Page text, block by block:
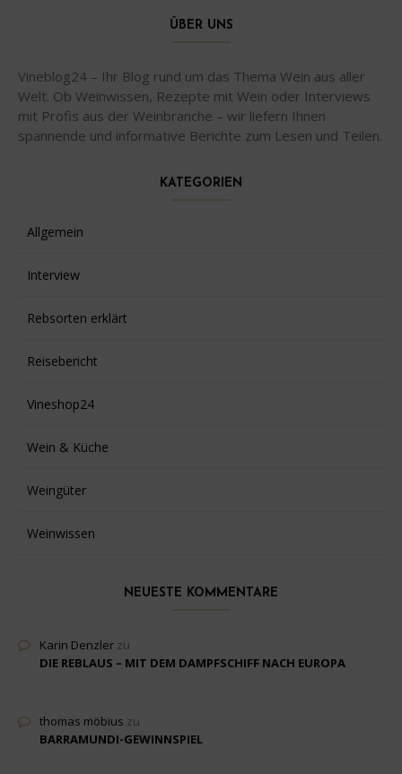
ÜBER UNS
Vineblog24 – Ihr Blog rund um das Thema Wein aus aller
Welt. Ob Weinwissen, Rezepte mit Wein oder Interviews
mit Profis aus der Weinbranche – wir liefern Ihnen
spannende und informative Berichte zum Lesen und Teilen.
KATEGORIEN
Allgemein
Interview
Rebsorten erklärt
Reisebericht
Vineshop24
Wein & Küche
Weingüter
Weinwissen
NEUESTE KOMMENTARE
Karin Denzler zu
DIE REBLAUS – MIT DEM DAMPFSCHIFF NACH EUROPA
thomas möbius zu
BARRAMUNDI-GEWINNSPIEL